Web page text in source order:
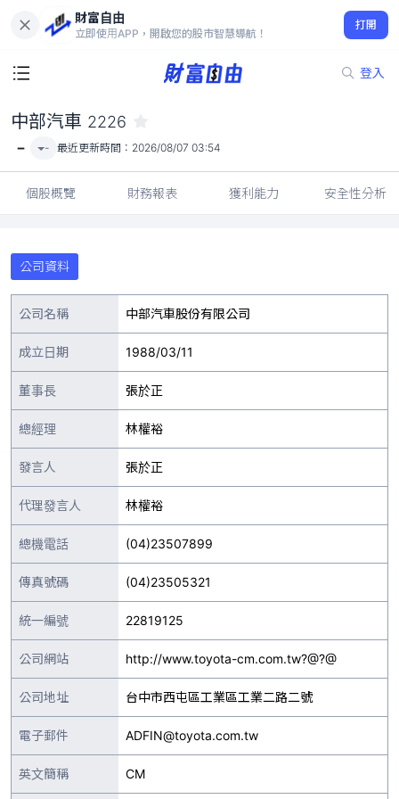
財富自由
立即使用APP，開啟您的股市智慧導航！
打開
登入
-
中部汽車 2226
- - 最近更新時間： 2026/08/07 03:54
個股概覽 財務報表 獲利能力 安全性分析
公司資料
公司名稱 中部汽車股份有限公司
成立日期 1988/03/11
董事長 張於正
總經理 林權裕
發言人 張於正
代理發言人 林權裕
總機電話 (04)23507899
傳真號碼 (04)23505321
統一編號 22819125
公司網站 http://www.toyota-cm.com.tw?@?@
公司地址 台中市西屯區工業區工業二路二號
電子郵件 ADFIN@toyota.com.tw
英文簡稱 CM